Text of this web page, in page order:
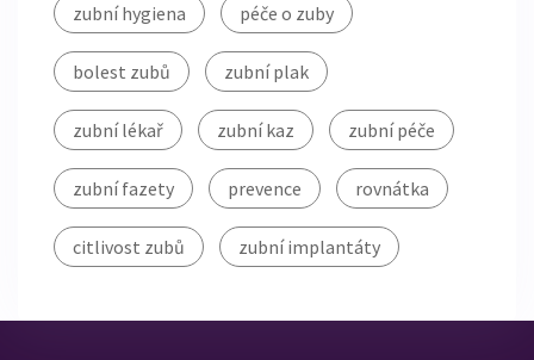
zubní hygiena péče o zuby
bolest zubů zubní plak
zubní lékař zubní kaz zubní péče
zubní fazety prevence rovnátka
citlivost zubů zubní implantáty